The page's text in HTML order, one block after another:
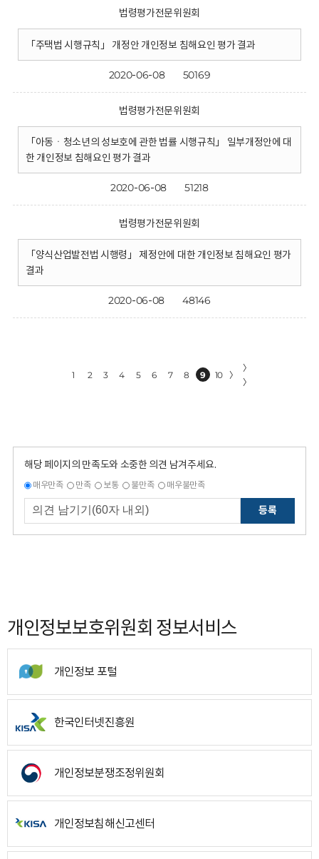
법령평가전문위원회
「주택법 시행규칙」 개정안 개인정보 침해요인 평가 결과
2020-06-08 50169
법령평가전문위원회
「아동ㆍ청소년의 성보호에 관한 법률 시행규칙」 일부개정안에 대
한 개인정보 침해요인 평가 결과
2020-06-08 51218
법령평가전문위원회
「양식산업발전법 시행령」 제정안에 대한 개인정보 침해요인 평가
결과
2020-06-08 48146
1 2 3 4 5 6 7 8 9 10 〉
〉
〉
해당 페이지의 만족도와 소중한 의견 남겨주세요.
매우만족 만족 보통 불만족 매우불만족
등록
개인정보보호위원회 정보서비스
개인정보 포털
한국인터넷진흥원
개인정보분쟁조정위원회
개인정보침해신고센터